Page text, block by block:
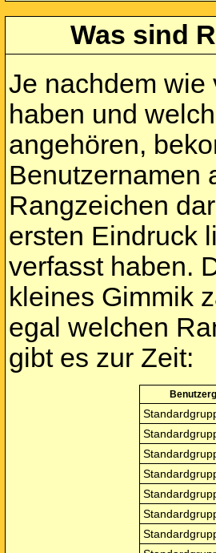
Was sind
Je nachdem wie
haben und
angehören,
Benutzernamen
Rangzeichen
ersten Eindruck
verfasst haben.
kleines Gimmik
egal welchen
gibt es zur Zeit: